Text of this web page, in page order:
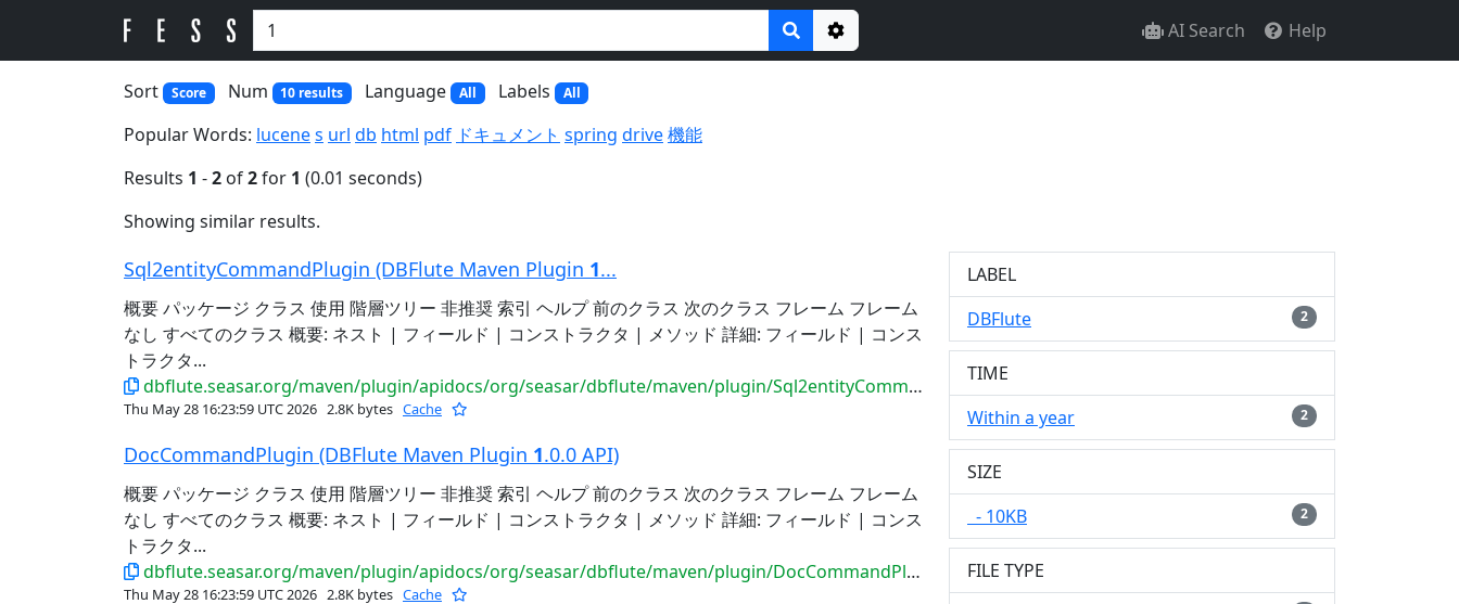
Options
AI Search Help
Sort Score Num 10 results Language All Labels All
Popular Words: lucenes url db html pdf ドキュメント spring drive機能
Results 1 -2 of2for 1 (0.01 seconds)
Showing similar results.
Sql2entityCommandPlugin (DBFlute Maven Plugin 1...
概要 パッケージ クラス 使用 階層ツリー 非推奨 索引 ヘルプ 前のクラス 次のクラス フレーム フレーム
なし すべてのクラス 概要: ネスト | フィールド | コンストラクタ | メソッド 詳細: フィールド | コンス
トラクタ...
dbflute.seasar.org/maven/plugin/apidocs/org/seasar/dbflute/maven/plugin/Sql2entityCommandPlugin.html
Thu May 28 16:23:59 UTC 2026 2.8K bytes Cache
DocCommandPlugin (DBFlute Maven Plugin 1.0.0 API)
概要 パッケージ クラス 使用 階層ツリー 非推奨 索引 ヘルプ 前のクラス 次のクラス フレーム フレーム
なし すべてのクラス 概要: ネスト | フィールド | コンストラクタ | メソッド 詳細: フィールド | コンス
トラクタ...
dbflute.seasar.org/maven/plugin/apidocs/org/seasar/dbflute/maven/plugin/DocCommandPlugin.html
Thu May 28 16:23:59 UTC 2026 2.8K bytes Cache
LABEL
DBFlute
2
TIME
Within a year
2
SIZE
- 10KB
2
FILE TYPE